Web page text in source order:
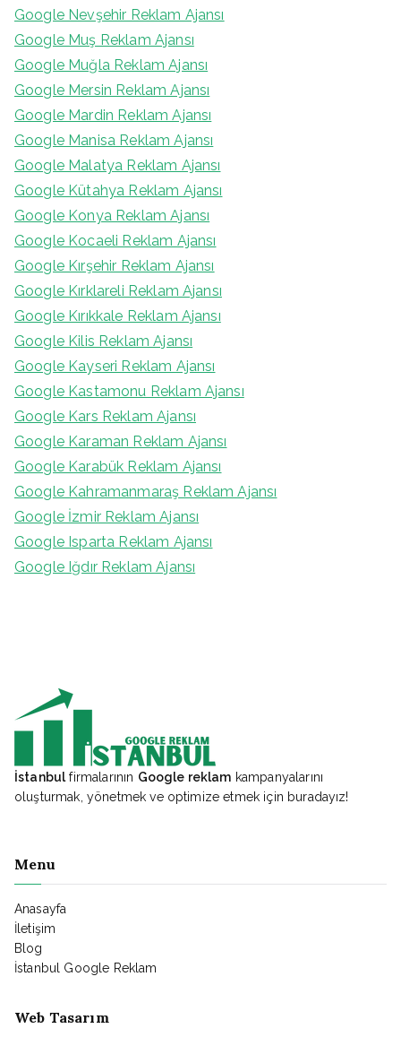
Google Nevşehir Reklam Ajansı
Google Muş Reklam Ajansı
Google Muğla Reklam Ajansı
Google Mersin Reklam Ajansı
Google Mardin Reklam Ajansı
Google Manisa Reklam Ajansı
Google Malatya Reklam Ajansı
Google Kütahya Reklam Ajansı
Google Konya Reklam Ajansı
Google Kocaeli Reklam Ajansı
Google Kırşehir Reklam Ajansı
Google Kırklareli Reklam Ajansı
Google Kırıkkale Reklam Ajansı
Google Kilis Reklam Ajansı
Google Kayseri Reklam Ajansı
Google Kastamonu Reklam Ajansı
Google Kars Reklam Ajansı
Google Karaman Reklam Ajansı
Google Karabük Reklam Ajansı
Google Kahramanmaraş Reklam Ajansı
Google İzmir Reklam Ajansı
Google Isparta Reklam Ajansı
Google Iğdır Reklam Ajansı
İstanbulfirmalarının Google reklam kampanyalarını
oluşturmak, yönetmek ve optimize etmek için buradayız!
Menu
Anasayfa
İletişim
Blog
İstanbul Google Reklam
Web Tasarım